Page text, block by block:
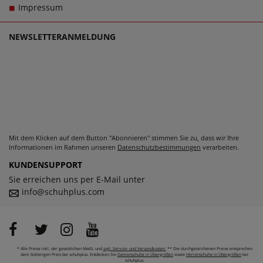
passen und dabei stets zu einem echten Trageerlebnis
Impressum
NEWSLETTERANMELDUNG
Mit dem Klicken auf dem Button "Abonnieren" stimmen Sie zu, dass wir Ihre
Informationen im Rahmen unseren Datenschutzbestimmungen verarbeiten.
KUNDENSUPPORT
Sie erreichen uns per E-Mail unter
info@schuhplus.com
* Alle Preise inkl. der gesetzlichen MwSt. und zzgl. Service- und Versandkosten. ** Die durchgestrichenen Preise entsprechen
dem bisherigen Preis bei schuhplus. Entdecken Sie Damenschuhe in Übergrößen sowie Herrenschuhe in Übergrößen bei
schuhplus.